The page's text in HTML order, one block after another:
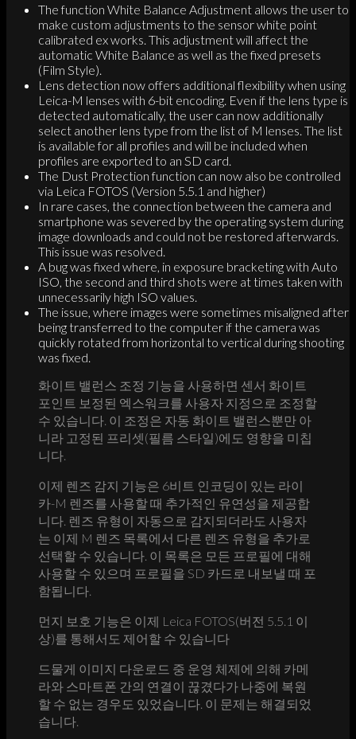
The function White Balance Adjustment allows the user to
make custom adjustments to the sensor white point
calibrated ex works. This adjustment will affect the
automatic White Balance as well as the fixed presets
(Film Style).
Lens detection now offers additional flexibility when using
Leica-M lenses with 6-bit encoding. Even if the lens type is
detected automatically, the user can now additionally
select another lens type from the list of M lenses. The list
is available for all profiles and will be included when
profiles are exported to an SD card.
The Dust Protection function can now also be controlled
via Leica FOTOS (Version 5.5.1 and higher)
In rare cases, the connection between the camera and
smartphone was severed by the operating system during
image downloads and could not be restored afterwards.
This issue was resolved.
A bug was fixed where, in exposure bracketing with Auto
ISO, the second and third shots were at times taken with
unnecessarily high ISO values.
The issue, where images were sometimes misaligned after
being transferred to the computer if the camera was
quickly rotated from horizontal to vertical during shooting
was fixed.
화이트 밸런스 조정 기능을 사용하면 센서 화이트
포인트 보정된 엑스워크를 사용자 지정으로 조정할
수 있습니다. 이 조정은 자동 화이트 밸런스뿐만 아
니라 고정된 프리셋(필름 스타일)에도 영향을 미칩
니다.
이제 렌즈 감지 기능은 6비트 인코딩이 있는 라이
카-M 렌즈를 사용할 때 추가적인 유연성을 제공합
니다. 렌즈 유형이 자동으로 감지되더라도 사용자
는 이제 M 렌즈 목록에서 다른 렌즈 유형을 추가로
선택할 수 있습니다. 이 목록은 모든 프로필에 대해
사용할 수 있으며 프로필을 SD 카드로 내보낼 때 포
함됩니다.
먼지 보호 기능은 이제 Leica FOTOS(버전 5.5.1 이
상)를 통해서도 제어할 수 있습니다
드물게 이미지 다운로드 중 운영 체제에 의해 카메
라와 스마트폰 간의 연결이 끊겼다가 나중에 복원
할 수 없는 경우도 있었습니다. 이 문제는 해결되었
습니다.